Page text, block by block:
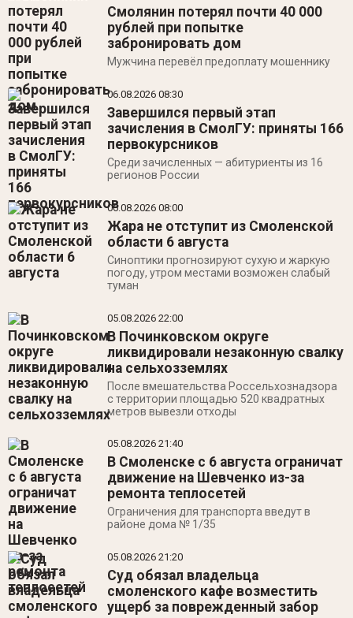
Смолянин потерял почти 40 000
рублей при попытке
забронировать дом
Мужчина перевёл предоплату мошеннику
06.08.202608:30
Завершился первый этап
зачисления в СмолГУ: приняты 166
первокурсников
Среди зачисленных — абитуриенты из 16
регионов России
06.08.202608:00
Жара не отступит из Смоленской
области 6 августа
Синоптики прогнозируют сухую и жаркую
погоду, утром местами возможен слабый
туман
05.08.202622:00
В Починковском округе
ликвидировали незаконную свалку
на сельхозземлях
После вмешательства Россельхознадзора
с территории площадью 520 квадратных
метров вывезли отходы
05.08.202621:40
В Смоленске с 6 августа ограничат
движение на Шевченко из-за
ремонта теплосетей
Ограничения для транспорта введут в
районе дома № 1/35
05.08.202621:20
Суд обязал владельца
смоленского кафе возместить
ущерб за поврежденный забор